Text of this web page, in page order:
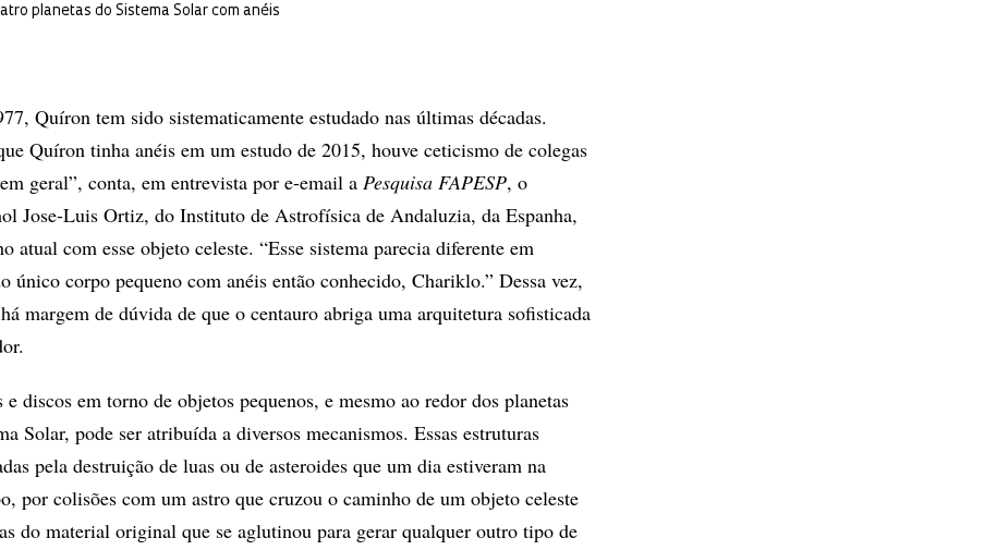
planetas do Sistema Solar com anéis
Quíron tem sido sistematicamente estudado nas últimas décadas.
Quíron tinha anéis em um estudo de 2015, houve ceticismo de colegas
geral”, conta, em entrevista por e-email a Pesquisa FAPESP, o
Jose-Luis Ortiz, do Instituto de Astrofísica de Andaluzia, da Espanha,
atual com esse objeto celeste. “Esse sistema parecia diferente em
único corpo pequeno com anéis então conhecido, Chariklo.” Dessa vez,
margem de dúvida de que o centauro abriga uma arquitetura sofisticada
e discos em torno de objetos pequenos, e mesmo ao redor dos planetas
Solar, pode ser atribuída a diversos mecanismos. Essas estruturas
pela destruição de luas ou de asteroides que um dia estiveram na
por colisões com um astro que cruzou o caminho de um objeto celeste
do material original que se aglutinou para gerar qualquer outro tipo de